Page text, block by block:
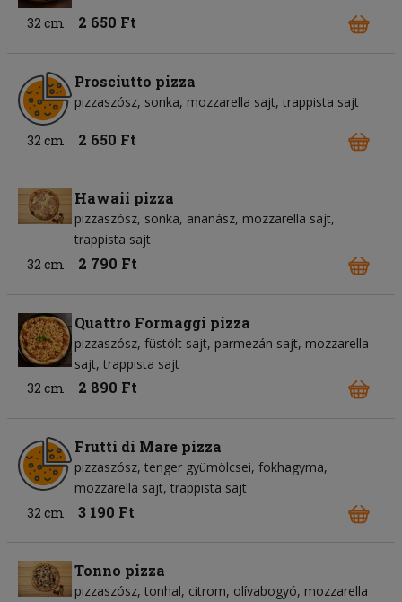
32 cm 2 650 Ft
Prosciutto pizza
pizzaszósz sonka mozzarella sajt trappista sajt
32 cm 2 650 Ft
Hawaii pizza
pizzaszósz sonka ananász mozzarella sajt
trappista sajt
32 cm
2 790 Ft
Quattro Formaggi pizza
pizzaszósz füstölt sajt parmezán sajt mozzarella
sajt trappista sajt
32 cm
2 890 Ft
Frutti di Mare pizza
pizzaszósz tenger gyümölcsei fokhagyma
mozzarella sajt trappista sajt
32 cm
3 190 Ft
Tonno pizza
pizzaszósz tonhal citrom olívabogyó mozzarella